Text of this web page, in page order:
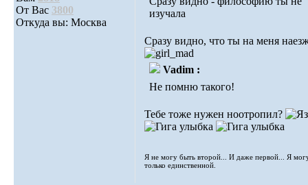
От Вас 3800
Откуда вы: Москва
изучала
Сразу видно, что ты на меня
Vadim :
Не помню такого!
Тебе тоже нужен ноотропил?
Я не могу быть второй... И даже первой... Я
только единственной.